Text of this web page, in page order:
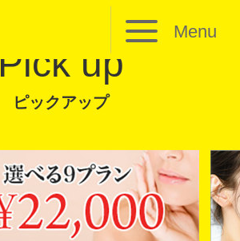
Menu
Pick up
ピックアップ